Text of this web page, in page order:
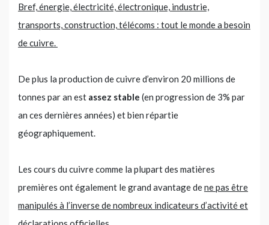
Bref, énergie, électricité, électronique, industrie,
transports, construction, télécoms : tout le monde a besoin
de cuivre.
De plus la production de cuivre d’environ 20 millions de
tonnes par an est assez stable (en progression de 3% par
an ces dernières années) et bien répartie
géographiquement.
Les cours du cuivre comme la plupart des matières
premières ont également le grand avantage dene pas être
manipulés à l’inverse de nombreux indicateurs d’activité et